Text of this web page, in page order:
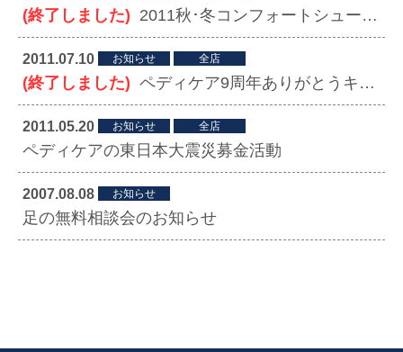
(終了しました) 2011秋･冬コンフォートシューズ販売会のお知らせ
2011.07.10 お知らせ 全店
(終了しました) ペディケア9周年ありがとうキャンペーン
2011.05.20 お知らせ 全店
ペディケアの東日本大震災募金活動
2007.08.08 お知らせ
足の無料相談会のお知らせ